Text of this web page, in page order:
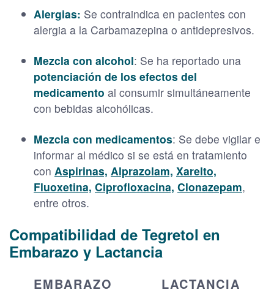
Alergias: Se contraindica en pacientes con
alergia a la Carbamazepina o antidepresivos.
Mezcla con alcohol: Se ha reportado una
potenciación de los efectos del
medicamento al consumir simultáneamente
con bebidas alcohólicas.
Mezcla con medicamentos: Se debe vigilar e
informar al médico si se está en tratamiento
con Aspirinas, Alprazolam, Xarelto,
Fluoxetina, Ciprofloxacina, Clonazepam,
entre otros.
Compatibilidad de Tegretol en
Embarazo y Lactancia
EMBARAZO LACTANCIA